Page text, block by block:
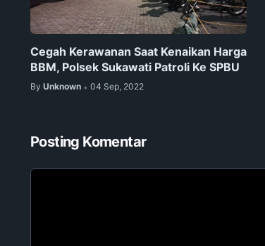
Cegah Kerawanan Saat Kenaikan Harga
BBM, Polsek Sukawati Patroli Ke SPBU
By Unknown • 04 Sep, 2022
Posting Komentar